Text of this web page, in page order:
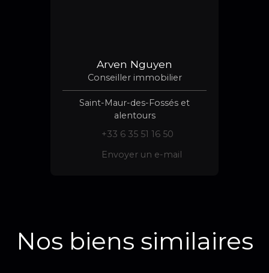
Arven Nguyen
Conseiller immobilier
Saint-Maur-des-Fossés et
alentours
+33 6 35 51 16 50
Envoyer un e-mail
Nos biens similaires